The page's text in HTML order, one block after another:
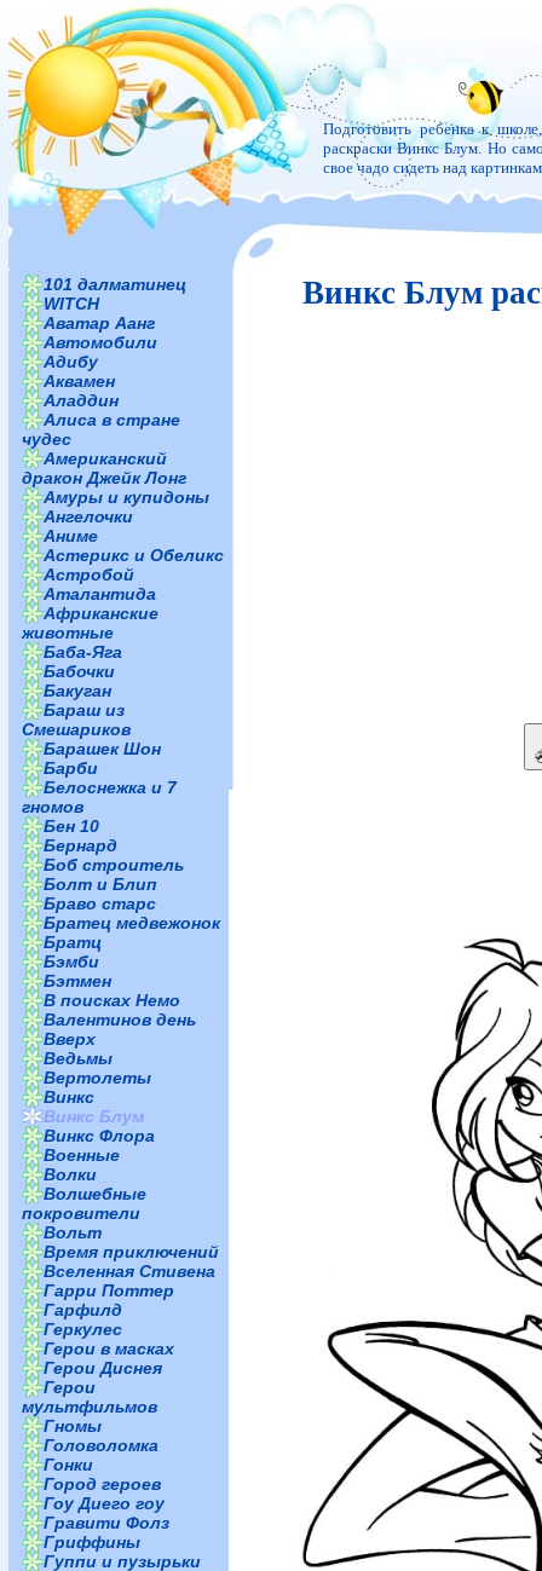
Подготовить ребенка к
раскраски Винкс Блум. Но
свое чадо сидеть над
101 далматинец
WITCH
Аватар Аанг
Автомобили
Адибу
Аквамен
Аладдин
Алиса в стране
чудес
Американский
дракон Джейк Лонг
Амуры и купидоны
Ангелочки
Аниме
Астерикс и Обеликс
Астробой
Аталантида
Африканские
животные
Баба-Яга
Бабочки
Бакуган
Бараш из
Смешариков
Барашек Шон
Барби
Белоснежка и 7
гномов
Бен 10
Бернард
Боб строитель
Болт и Блип
Браво старс
Братец медвежонок
Братц
Бэмби
Бэтмен
В поисках Немо
Валентинов день
Вверх
Ведьмы
Вертолеты
Винкс
Винкс Блум
Винкс Флора
Военные
Волки
Волшебные
покровители
Вольт
Время приключений
Вселенная Стивена
Гарри Поттер
Гарфилд
Геркулес
Герои в масках
Герои Диснея
Герои
мультфильмов
Гномы
Головоломка
Гонки
Город героев
Гоу Диего гоу
Гравити Фолз
Гриффины
Гуппи и пузырьки
Винкс Блум